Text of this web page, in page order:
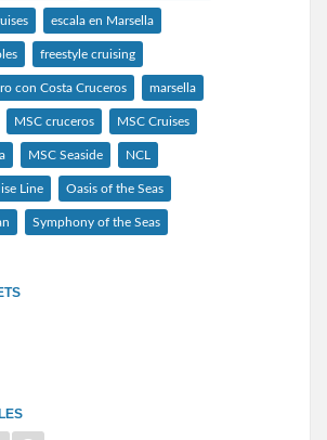
escala en Marsella
freestyle cruising
con Costa Cruceros marsella
MSC cruceros MSC Cruises
MSC Seaside NCL
Line Oasis of the Seas
Symphony of the Seas